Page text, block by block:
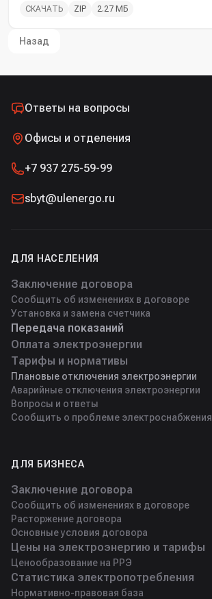
СКАЧАТЬ ZIP 2.27 МБ
Назад
Ответы на вопросы
Офисы и отделения
+7 937 275-59-99
sbyt@ulenergo.ru
ДЛЯ НАСЕЛЕНИЯ
Заключение договора
Сообщить об изменениях в договоре
Установка и замена счетчика
Передача показаний
Оплата электроэнергии
Тарифы и нормативы
Плановые отключения электроэнергии
Аварийные отключения электроэнергии
Вопросы и ответы
Сообщить о проблеме электроснабжения
ДЛЯ БИЗНЕСА
Заключение договора
Сообщить об изменениях в договоре
Расторжение договора
Основные условия договора
Цены на электроэнергию и тарифы
Ценообразование на РРЭ
Статистика электропотребления
Нормативно-правовая база